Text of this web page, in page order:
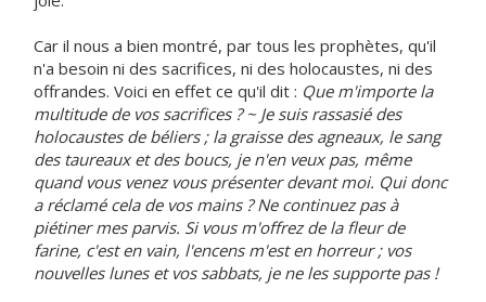
Car il nous a bien montré, par tous les prophètes, qu'il
n'a besoin ni des sacrifices, ni des holocaustes, ni des
offrandes. Voici en effet ce qu'il dit : Que m'importe la
multitude de vos sacrifices ? ~ Je suis rassasié des
holocaustes de béliers ; la graisse des agneaux, le sang
des taureaux et des boucs, je n'en veux pas, même
quand vous venez vous présenter devant moi. Qui donc
a réclamé cela de vos mains ? Ne continuez pas à
piétiner mes parvis. Si vous m'offrez de la fleur de
farine, c'est en vain, l'encens m'est en horreur ; vos
nouvelles lunes et vos sabbats, je ne les supporte pas !